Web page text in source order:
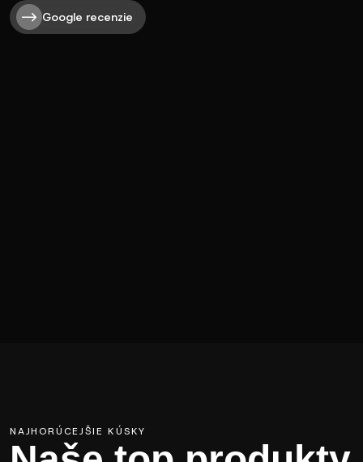
Google recenzie
NAJHORÚCEJŠIE KÚSKY